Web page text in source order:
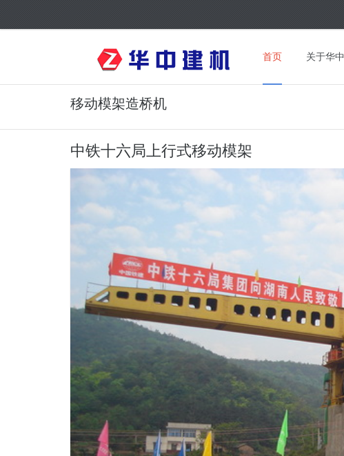
首页 关于华中
移动模架造桥机
中铁十六局上行式移动模架